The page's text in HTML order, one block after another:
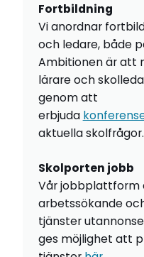
Fortbildning
Vi anordnar
och ledare, både
Ambitionen är att
lärare och
genom att
erbjuda
aktuella skolfrågor.
Skolporten jobb
Vår jobbplattform
arbetssökande
tjänster
ges möjlighet att